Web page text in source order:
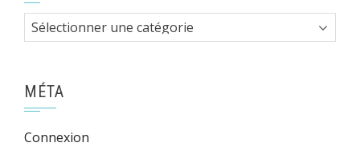
Catégories
MÉTA
Connexion